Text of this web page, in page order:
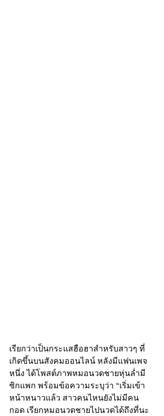
เรียกว่าเป็นกระแสฮือฮาสำหรับสาวๆ ที่
เกิดขึ้นบนสังคมออนไลน์ หลังมีแฟนเพจ
หนึ่ง ได้โพสต์ภาพหมอนวดชายหุ่นล่ำมี
ซิกแพก พร้อมข้อความระบุว่า “เริ่มเข้า
หน้าหนาวแล้ว สาวคนไหนยังไม่มีคน
กอด เรียกหมอนวดชายไปนวดได้ถึงที่นะ